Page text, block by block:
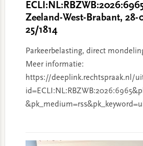
Zeeland-West-Brabant, 28-
25/1814
Parkeerbelasting, direct
Meer informatie:
https://deeplink.rechtspraak.nl/